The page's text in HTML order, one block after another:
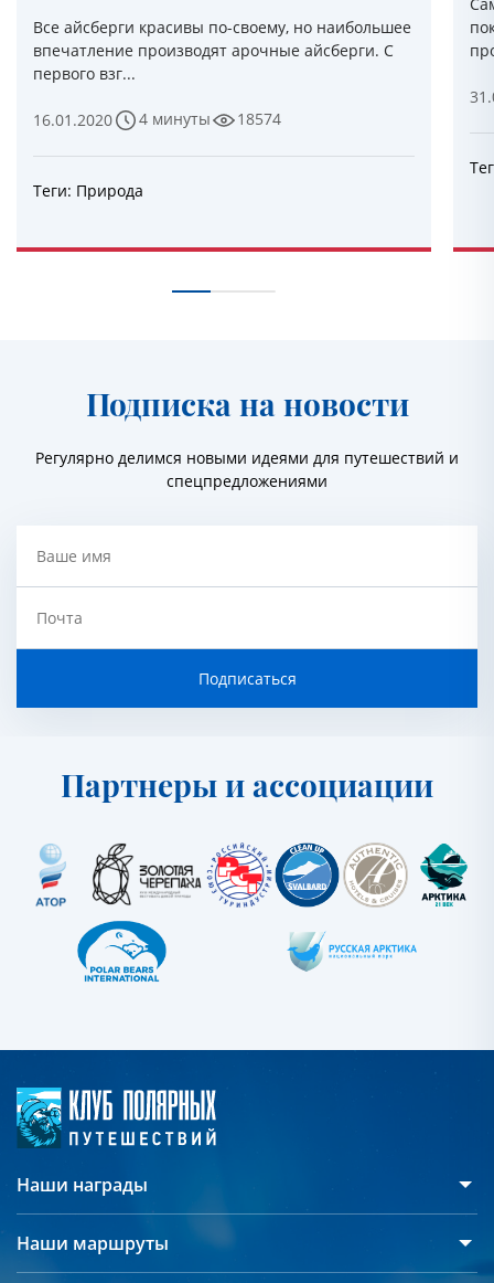
Все айсберги красивы по-своему, но наибольшее
впечатление производят арочные айсберги. С
первого взг...
16.01.2020 4 минуты 18574
Теги: Природа
Подписка на новости
Регулярно делимся новыми идеями для путешествий и
спецпредложениями
Ваше имя
Почта
Подписаться
Партнеры и ассоциации
Наши награды
Наши маршруты